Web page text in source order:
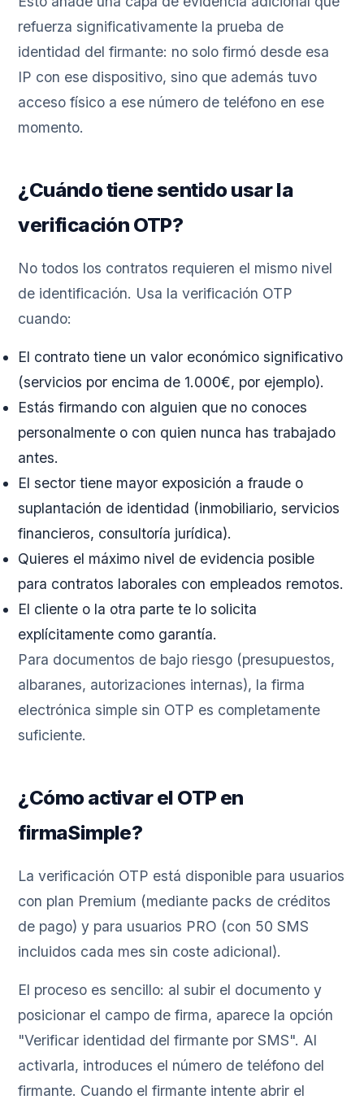
refuerza significativamente la prueba de
identidad del firmante: no solo firmó desde esa
IP con ese dispositivo, sino que además tuvo
acceso físico a ese número de teléfono en ese
momento.
¿Cuándo tiene sentido usar la
verificación OTP?
No todos los contratos requieren el mismo nivel
de identificación. Usa la verificación OTP
cuando:
El contrato tiene un valor económico significativo
(servicios por encima de 1.000€, por ejemplo).
Estás firmando con alguien que no conoces
personalmente o con quien nunca has trabajado
antes.
El sector tiene mayor exposición a fraude o
suplantación de identidad (inmobiliario, servicios
financieros, consultoría jurídica).
Quieres el máximo nivel de evidencia posible
para contratos laborales con empleados remotos.
El cliente o la otra parte te lo solicita
explícitamente como garantía.
Para documentos de bajo riesgo (presupuestos,
albaranes, autorizaciones internas), la firma
electrónica simple sin OTP es completamente
suficiente.
¿Cómo activar el OTP en
firmaSimple?
La verificación OTP está disponible para usuarios
con plan Premium (mediante packs de créditos
de pago) y para usuarios PRO (con 50 SMS
incluidos cada mes sin coste adicional).
El proceso es sencillo: al subir el documento y
posicionar el campo de firma, aparece la opción
"Verificar identidad del firmante por SMS". Al
activarla, introduces el número de teléfono del
firmante. Cuando el firmante intente abrir el